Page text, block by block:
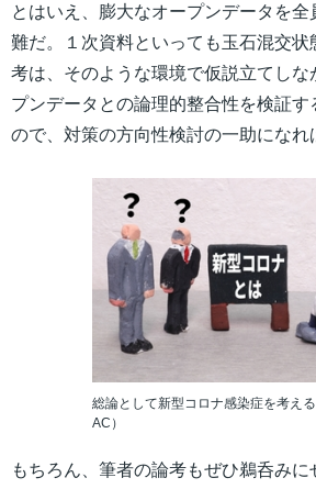
とはいえ、膨大なオープンデータを全
難だ。１次資料といっても玉石混交状
考は、そのような環境で仮説立てしな
プンデータとの論理的整合性を検証す
ので、対策の方向性検討の一助になれ
総論として新型コロナ感染症を考え
AC）
もちろん、筆者の論考もぜひ鵜呑みに